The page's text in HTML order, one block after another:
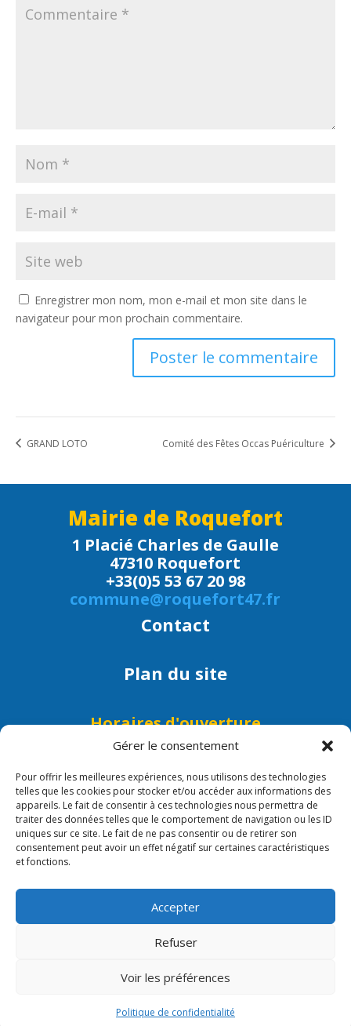
Gérer le consentement
Pour offrir les meilleures expériences, nous utilisons des technologies
telles que les cookies pour stocker et/ou accéder aux informations des
appareils. Le fait de consentir à ces technologies nous permettra de
traiter des données telles que le comportement de navigation ou les ID
uniques sur ce site. Le fait de ne pas consentir ou de retirer son
consentement peut avoir un effet négatif sur certaines caractéristiques
et fonctions.
Accepter
Refuser
Voir les préférences
Politique de confidentialité
Enregistrer mon nom, mon e-mail et mon site dans le
navigateur pour mon prochain commentaire.
GRAND LOTO Comité des Fêtes Occas Puériculture
Mairie de Roquefort
1 Placié Charles de Gaulle
47310 Roquefort
+33(0)5 53 67 20 98
commune@roquefort47.fr
Contact
Plan du site
Horaires d'ouverture
Lundi, mardi, mercredi, jeudi et
Lundi, mercredi et vendredi :
15h - 17h30
© Création et réalisation
Photos Mairie de Roquefort -Adobe Stock –